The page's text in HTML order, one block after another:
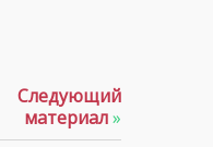
Следующий
материал»